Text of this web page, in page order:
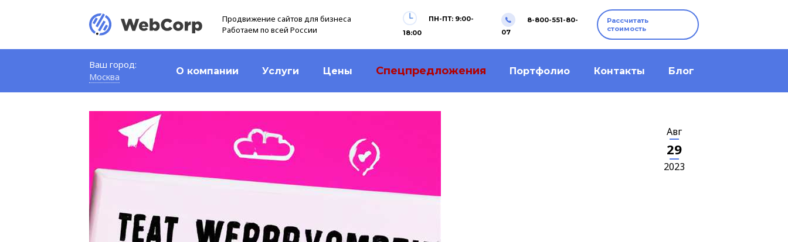
Продвижение сайтов для бизнеса
Работаем по всей России
ПН-ПТ: 9:00-
18:00
8-800-551-80-
07
Рассчитать
стоимость
Ваш город:
Москва
О компании Услуги Цены Спецпредложения Портфолио Контакты Блог
Авг
29
2023